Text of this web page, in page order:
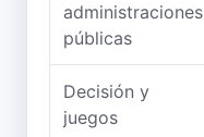
administraciones
públicas
Decisión y
juegos